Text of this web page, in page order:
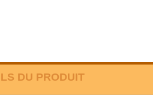
DU PRODUIT